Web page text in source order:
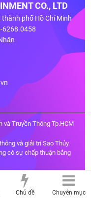
CO., LTD
thành phố Hồ Chí Minh
6268.0458
và Truyền Thông Tp.HCM
và giải trí Sao Thủy.
có sự chấp thuận bằng
Chủ đề Chuyên mục